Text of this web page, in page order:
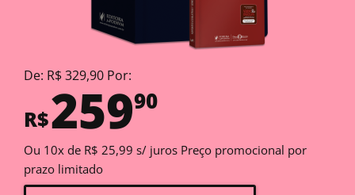
De: R$ 329,90 Por:
R$25990
Ou 10x de R$ 25,99 s/ juros Preço promocional por
prazo limitado